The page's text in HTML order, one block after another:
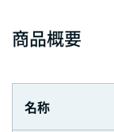
商品概要
名称